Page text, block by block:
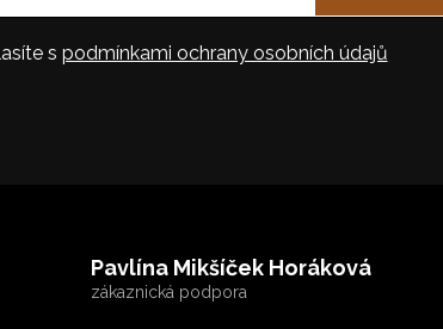
s podmínkami ochrany osobních údajů
Pavlína Mikšíček Horáková